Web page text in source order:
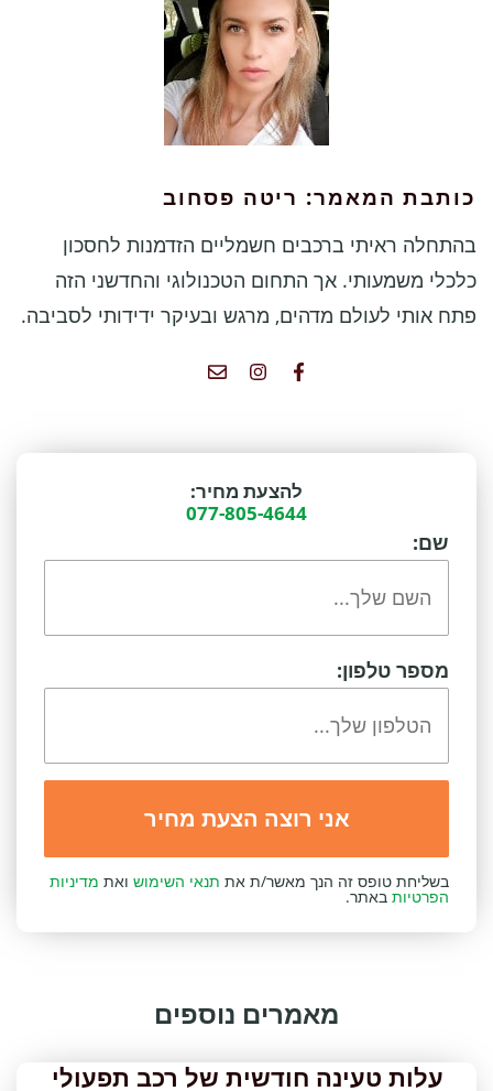
כותבת המאמר: ריטה פסחוב
בהתחלה ראיתי ברכבים חשמליים הזדמנות לחסכון
כלכלי משמעותי. אך התחום הטכנולוגי והחדשני הזה
פתח אותי לעולם מדהים, מרגש ובעיקר ידידותי לסביבה.
להצעת מחיר:
077-805-4644
שם:
מספר טלפון:
בשליחת טופס זה הנך מאשר/ת את תנאי השימוש ואת מדיניות
הפרטיות באתר.
מאמרים נוספים
עלות טעינה חודשית של רכב תפעולי